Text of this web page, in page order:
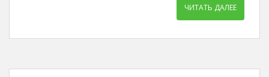
ЧИТАТЬ ДАЛЕЕ